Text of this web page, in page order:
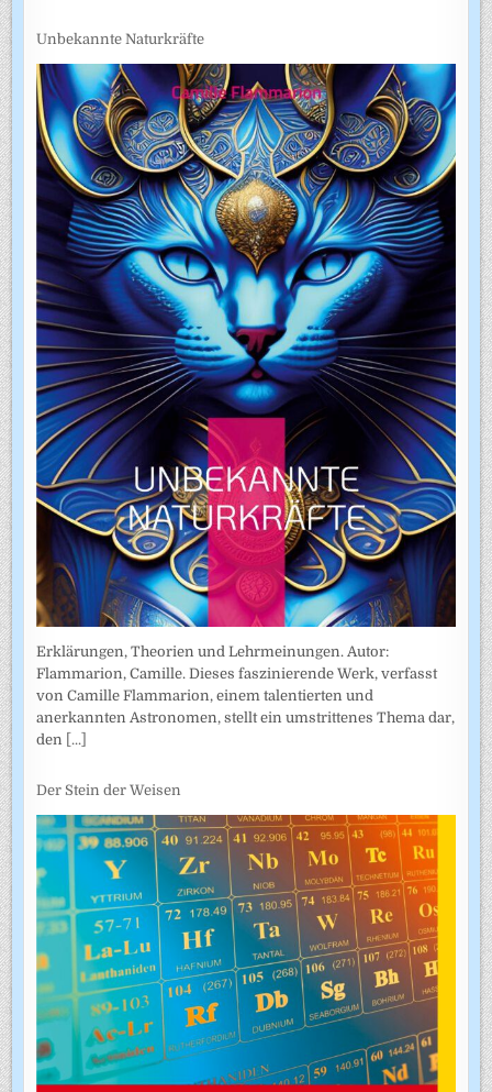
Unbekannte Naturkräfte
Erklärungen, Theorien und Lehrmeinungen. Autor:
Flammarion, Camille. Dieses faszinierende Werk, verfasst
von Camille Flammarion, einem talentierten und
anerkannten Astronomen, stellt ein umstrittenes Thema dar,
den [...]
Der Stein der Weisen